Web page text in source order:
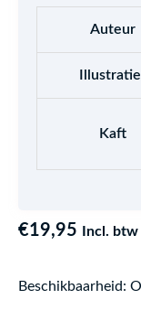
Auteur
Kaft
€19,95 Incl. btw
Beschikbaarheid: